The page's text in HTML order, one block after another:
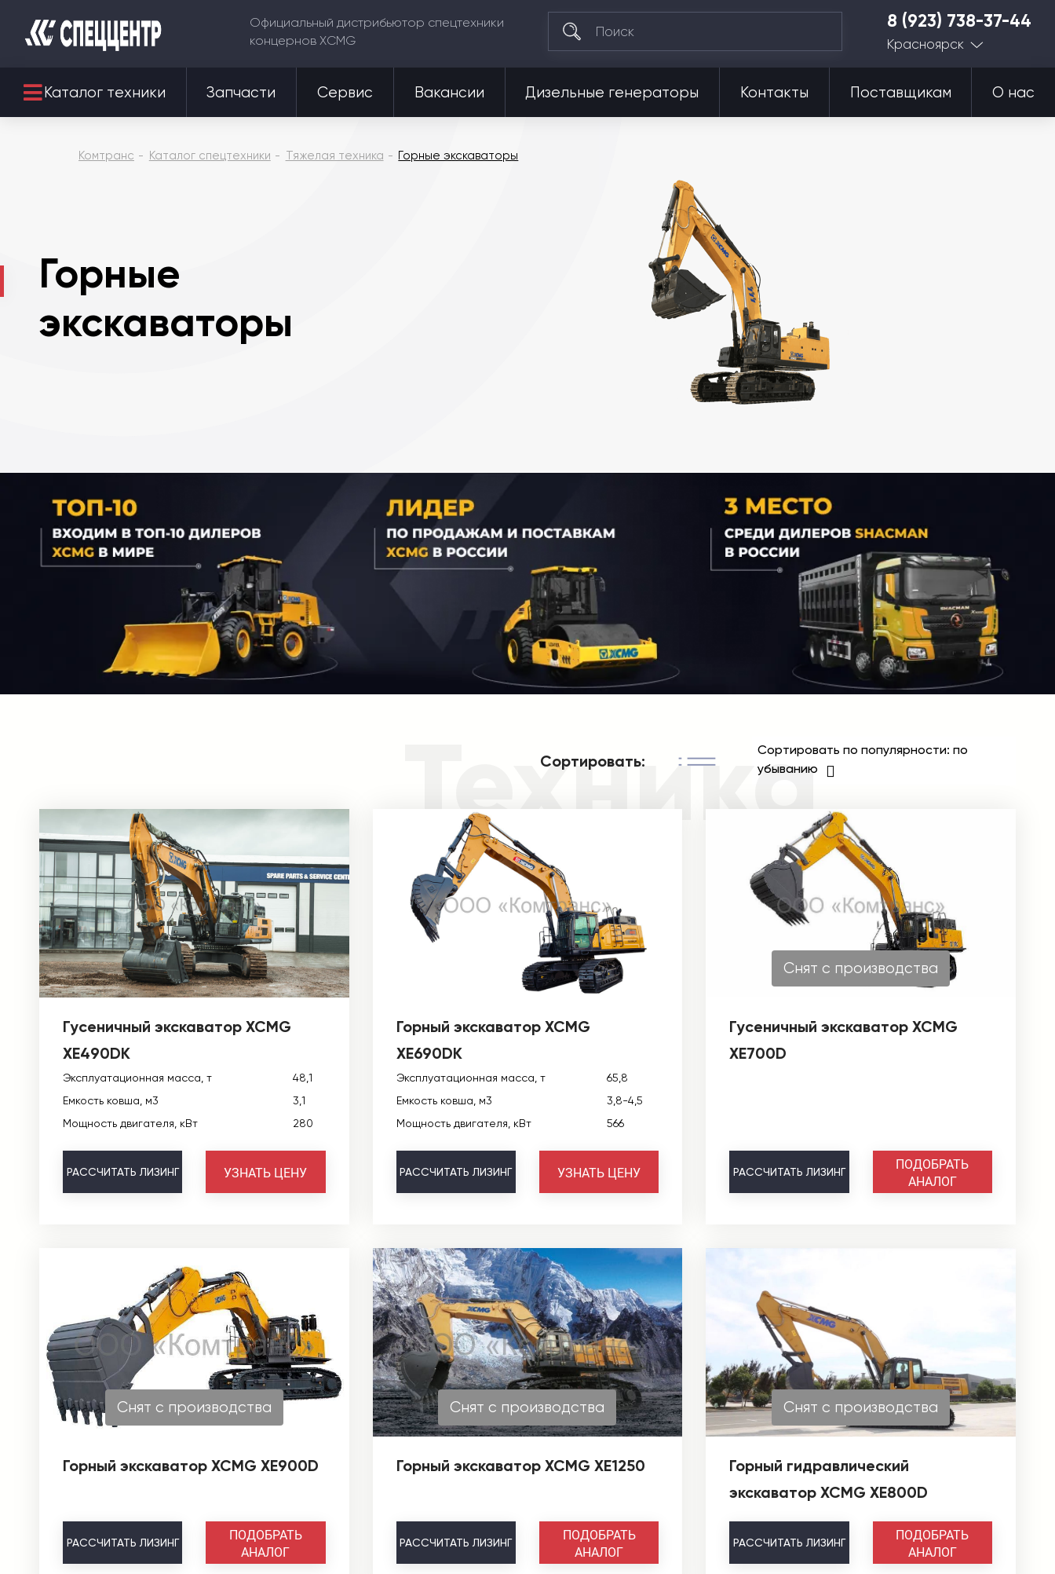
Официальный дистрибьютор спецтехники
концернов XCMG
8 (923) 738-37-44
Красноярск
Каталог техники Запчасти Сервис Вакансии Дизельные генераторы Контакты Поставщикам О нас
Комтранс Каталог спецтехники Тяжелая техника Горные экскаваторы
Горные
экскаваторы
Сортировать:
Сортировать по популярности: по
убыванию
Техника
Гусеничный экскаватор XCMG
XE490DK
Эксплуатационная масса, т
48,1
Емкость ковша, м3
3,1
Мощность двигателя, кВт
280
РАССЧИТАТЬ ЛИЗИНГ УЗНАТЬ ЦЕНУ
Горный экскаватор XCMG
XE690DK
Эксплуатационная масса, т
65,8
Емкость ковша, м3
3,8-4,5
Мощность двигателя, кВт
566
РАССЧИТАТЬ ЛИЗИНГ УЗНАТЬ ЦЕНУ
Снят с производства
Гусеничный экскаватор XCMG
XE700D
РАССЧИТАТЬ ЛИЗИНГ
ПОДОБРАТЬ
АНАЛОГ
Снят с производства
Горный экскаватор XCMG XE900D
РАССЧИТАТЬ ЛИЗИНГ
ПОДОБРАТЬ
АНАЛОГ
Снят с производства
Горный экскаватор XCMG XE1250
РАССЧИТАТЬ ЛИЗИНГ
ПОДОБРАТЬ
АНАЛОГ
Снят с производства
Горный гидравлический
экскаватор XCMG XE800D
РАССЧИТАТЬ ЛИЗИНГ
ПОДОБРАТЬ
АНАЛОГ